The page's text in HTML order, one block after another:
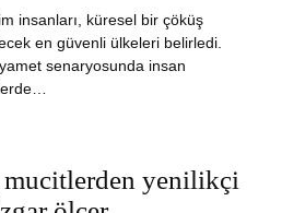
insanları, küresel bir çöküş
en güvenli ülkeleri belirledi.
senaryosunda insan
mucitlerden yenilikçi